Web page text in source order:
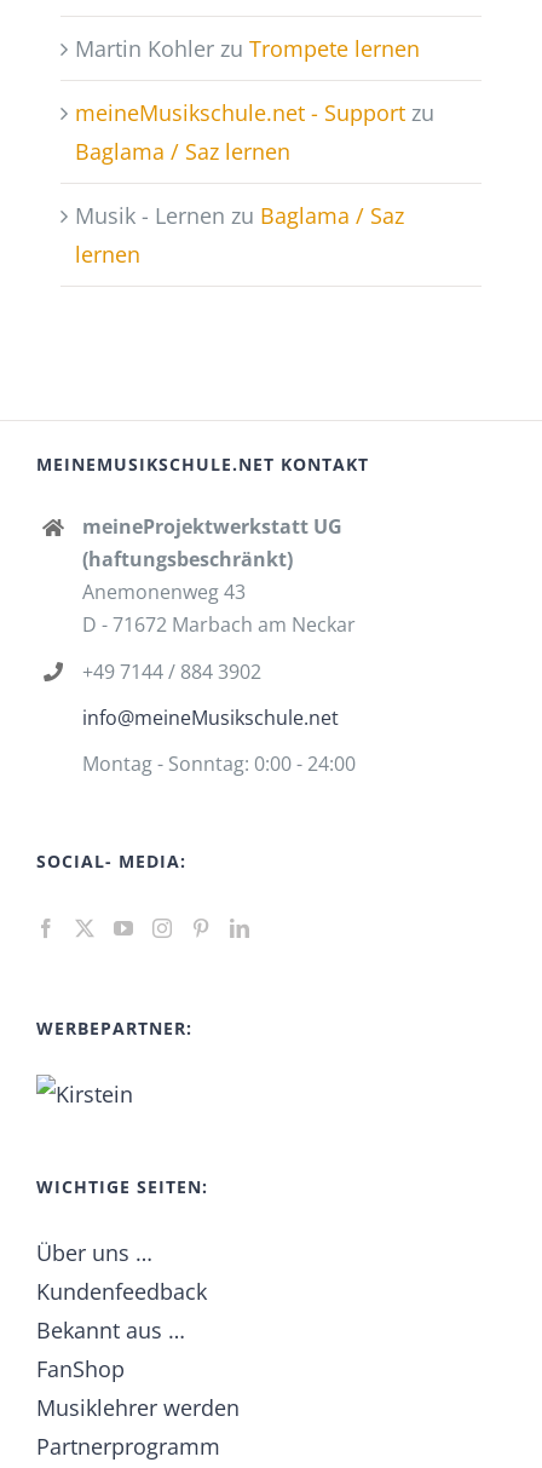
Martin Kohler zu Trompete lernen
meineMusikschule.net - Support zu
Baglama / Saz lernen
Musik - Lernen zu Baglama / Saz
lernen
MEINEMUSIKSCHULE.NET KONTAKT
meineProjektwerkstatt UG
(haftungsbeschränkt)
Anemonenweg 43
D - 71672 Marbach am Neckar
+49 7144 / 884 3902
info@meineMusikschule.net
Montag - Sonntag: 0:00 - 24:00
SOCIAL- MEDIA:
WERBEPARTNER:
WICHTIGE SEITEN:
Über uns …
Kundenfeedback
Bekannt aus …
FanShop
Musiklehrer werden
Partnerprogramm